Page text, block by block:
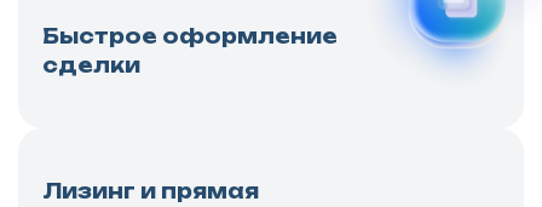
Быстрое оформление
сделки
Лизинг и прямая